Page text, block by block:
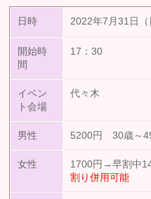
日時 2022年7月31日（
開始時
間
17：30
イベン
ト会場
代々木
男性 5200円 30歳～
女性 1700円→早割中
割り併用可能